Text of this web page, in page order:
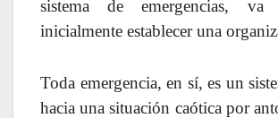
sistema de emergencias,
inicialmente establecer una
Toda emergencia, en sí, es un
hacia una situación caótica por